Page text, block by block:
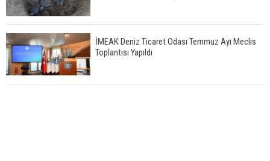
İMEAK Deniz Ticaret Odası Temmuz Ayı Meclis
Toplantısı Yapıldı